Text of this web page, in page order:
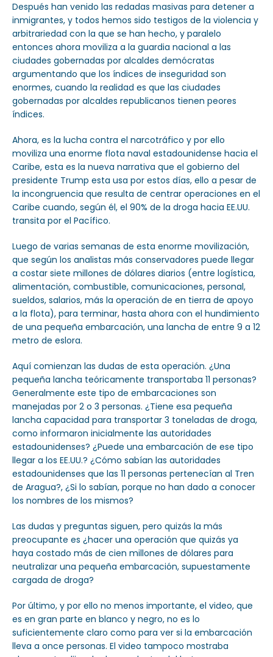
Después han venido las redadas masivas para detener a
inmigrantes, y todos hemos sido testigos de la violencia y
arbitrariedad con la que se han hecho, y paralelo
entonces ahora moviliza a la guardia nacional a las
ciudades gobernadas por alcaldes demócratas
argumentando que los índices de inseguridad son
enormes, cuando la realidad es que las ciudades
gobernadas por alcaldes republicanos tienen peores
índices.
Ahora, es la lucha contra el narcotráfico y por ello
moviliza una enorme flota naval estadounidense hacia el
Caribe, esta es la nueva narrativa que el gobierno del
presidente Trump esta usa por estos días, ello a pesar de
la incongruencia que resulta de centrar operaciones en el
Caribe cuando, según él, el 90% de la droga hacia EE.UU.
transita por el Pacífico.
Luego de varias semanas de esta enorme movilización,
que según los analistas más conservadores puede llegar
a costar siete millones de dólares diarios (entre logística,
alimentación, combustible, comunicaciones, personal,
sueldos, salarios, más la operación de en tierra de apoyo
a la flota), para terminar, hasta ahora con el hundimiento
de una pequeña embarcación, una lancha de entre 9 a 12
metro de eslora.
Aquí comienzan las dudas de esta operación. ¿Una
pequeña lancha teóricamente transportaba 11 personas?
Generalmente este tipo de embarcaciones son
manejadas por 2 o 3 personas. ¿Tiene esa pequeña
lancha capacidad para transportar 3 toneladas de droga,
como informaron inicialmente las autoridades
estadounidenses? ¿Puede una embarcación de ese tipo
llegar a los EE.UU.? ¿Cómo sabían las autoridades
estadounidenses que las 11 personas pertenecían al Tren
de Aragua?, ¿Si lo sabían, porque no han dado a conocer
los nombres de los mismos?
Las dudas y preguntas siguen, pero quizás la más
preocupante es ¿hacer una operación que quizás ya
haya costado más de cien millones de dólares para
neutralizar una pequeña embarcación, supuestamente
cargada de droga?
Por último, y por ello no menos importante, el video, que
es en gran parte en blanco y negro, no es lo
suficientemente claro como para ver si la embarcación
lleva a once personas. El video tampoco mostraba